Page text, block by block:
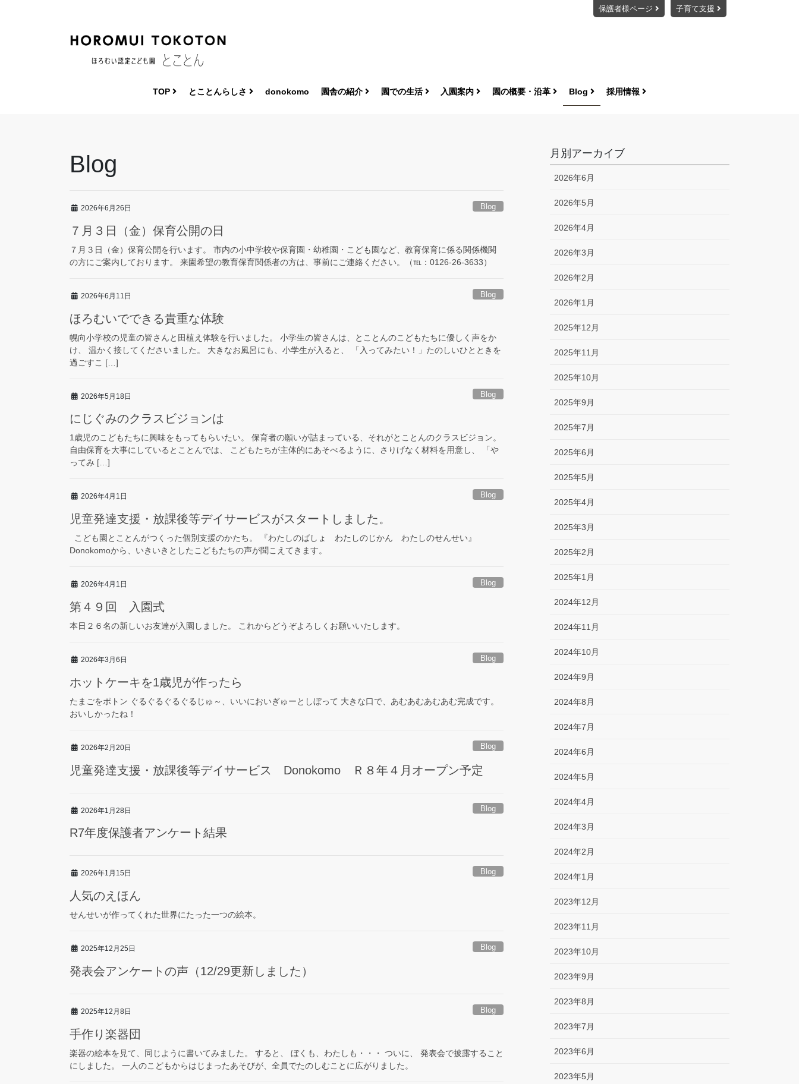
子育て支援
保護者様ページ
TOP とことんらしさ donokomo 園舎の紹介 園での生活 入園案内 園の概要・沿革 Blog 採用情報
Blog
2026年6月26日 Blog
７月３日（金）保育公開の日
７月３日（金）保育公開を行います。 市内の小中学校や保育園・幼稚園・こども園など、教育保育に係る関係機関
の方にご案内しております。 来園希望の教育保育関係者の方は、事前にご連絡ください。（℡：0126-26-3633）
2026年6月11日 Blog
ほろむいでできる貴重な体験
幌向小学校の児童の皆さんと田植え体験を行いました。 小学生の皆さんは、とことんのこどもたちに優しく声をか
け、 温かく接してくださいました。 大きなお風呂にも、小学生が入ると、 「入ってみたい！」たのしいひとときを
過ごすこ […]
2026年5月18日 Blog
にじぐみのクラスビジョンは
1歳児のこどもたちに興味をもってもらいたい。 保育者の願いが詰まっている、それがとことんのクラスビジョン。
自由保育を大事にしているとことんでは、 こどもたちが主体的にあそべるように、さりげなく材料を用意し、 「や
ってみ […]
2026年4月1日 Blog
児童発達支援・放課後等デイサービスがスタートしました。
こども園とことんがつくった個別支援のかたち。 『わたしのばしょ わたしのじかん わたしのせんせい』
Donokomoから、いきいきとしたこどもたちの声が聞こえてきます。
2026年4月1日 Blog
第４９回 入園式
本日２６名の新しいお友達が入園しました。 これからどうぞよろしくお願いいたします。
2026年3月6日 Blog
ホットケーキを1歳児が作ったら
たまごをポトン ぐるぐるぐるぐるじゅ～、いいにおいぎゅーとしぼって 大きな口で、あむあむあむあむ完成です。
おいしかったね！
2026年2月20日 Blog
児童発達支援・放課後等デイサービス Donokomo Ｒ８年４月オープン予定
2026年1月28日 Blog
R7年度保護者アンケート結果
2026年1月15日 Blog
人気のえほん
せんせいが作ってくれた世界にたった一つの絵本。
2025年12月25日 Blog
発表会アンケートの声（12/29更新しました）
2025年12月8日 Blog
手作り楽器団
楽器の絵本を見て、同じように書いてみました。 すると、 ぼくも、わたしも・・・ ついに、 発表会で披露すること
にしました。 一人のこどもからはじまったあそびが、全員でたのしむことに広がりました。
月別アーカイブ
2026年6月
2026年5月
2026年4月
2026年3月
2026年2月
2026年1月
2025年12月
2025年11月
2025年10月
2025年9月
2025年7月
2025年6月
2025年5月
2025年4月
2025年3月
2025年2月
2025年1月
2024年12月
2024年11月
2024年10月
2024年9月
2024年8月
2024年7月
2024年6月
2024年5月
2024年4月
2024年3月
2024年2月
2024年1月
2023年12月
2023年11月
2023年10月
2023年9月
2023年8月
2023年7月
2023年6月
2023年5月